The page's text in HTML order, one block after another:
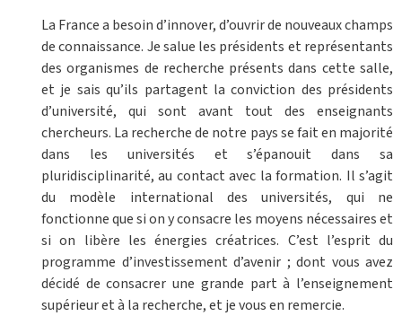
La France a besoin d’innover, d’ouvrir de nouveaux champs
de connaissance. Je salue les présidents et représentants
des organismes de recherche présents dans cette salle,
et je sais qu’ils partagent la conviction des présidents
d’université, qui sont avant tout des enseignants
chercheurs. La recherche de notre pays se fait en majorité
dans les universités et s’épanouit dans sa
pluridisciplinarité, au contact avec la formation. Il s’agit
du modèle international des universités, qui ne
fonctionne que si on y consacre les moyens nécessaires et
si on libère les énergies créatrices. C’est l’esprit du
programme d’investissement d’avenir ; dont vous avez
décidé de consacrer une grande part à l’enseignement
supérieur et à la recherche, et je vous en remercie.